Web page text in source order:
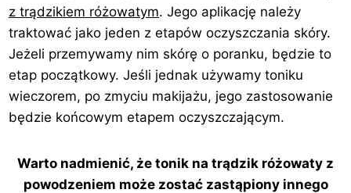
z trądzikiem różowatym. Jego aplikację należy
traktować jako jeden z etapów oczyszczania skóry.
Jeżeli przemywamy nim skórę o poranku, będzie to
etap początkowy. Jeśli jednak używamy toniku
wieczorem, po zmyciu makijażu, jego zastosowanie
będzie końcowym etapem oczyszczającym.
Warto nadmienić, że tonik na trądzik różowaty z
powodzeniem może zostać zastąpiony innego